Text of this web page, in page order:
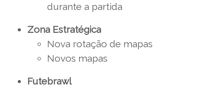
durante a partida
Zona Estratégica
Nova rotação de mapas
Novos mapas
Futebrawl